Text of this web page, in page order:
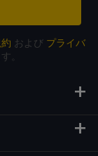
および プライバ
。